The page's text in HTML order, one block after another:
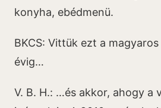
konyha, ebédmenü.
BKCS: Vittük ezt a
évig…
V. B. H.: …és akkor, ahogy a